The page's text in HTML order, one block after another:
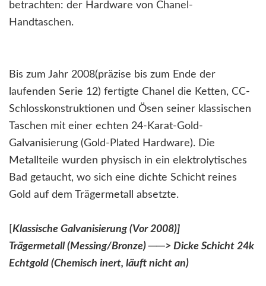
betrachten: der Hardware von Chanel-
Handtaschen.
Bis zum Jahr 2008(präzise bis zum Ende der
laufenden Serie 12) fertigte Chanel die Ketten, CC-
Schlosskonstruktionen und Ösen seiner klassischen
Taschen mit einer echten 24-Karat-Gold-
Galvanisierung (Gold-Plated Hardware). Die
Metallteile wurden physisch in ein elektrolytisches
Bad getaucht, wo sich eine dichte Schicht reines
Gold auf dem Trägermetall absetzte.
Klassische Galvanisierung (Vor 2008)]
Trägermetall (Messing/Bronze) ──> Dicke Schicht 24k
Echtgold (Chemisch inert, läuft nicht an)